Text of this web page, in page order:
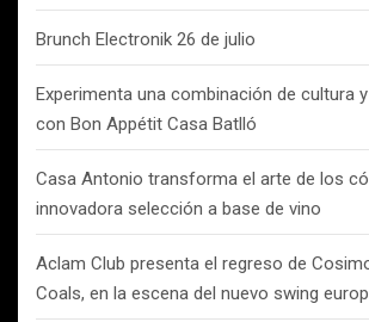
Brunch Electronik 26 de julio
Experimenta una combinación de cultura
con Bon Appétit Casa Batlló
Casa Antonio transforma el arte de los
innovadora selección a base de vino
Aclam Club presenta el regreso de
Coals, en la escena del nuevo swing